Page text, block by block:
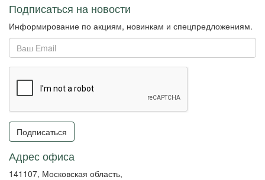
Подписаться на новости
Информирование по акциям, новинкам и спецпредложениям.
Подписаться
Адрес офиса
141107, Московская область,